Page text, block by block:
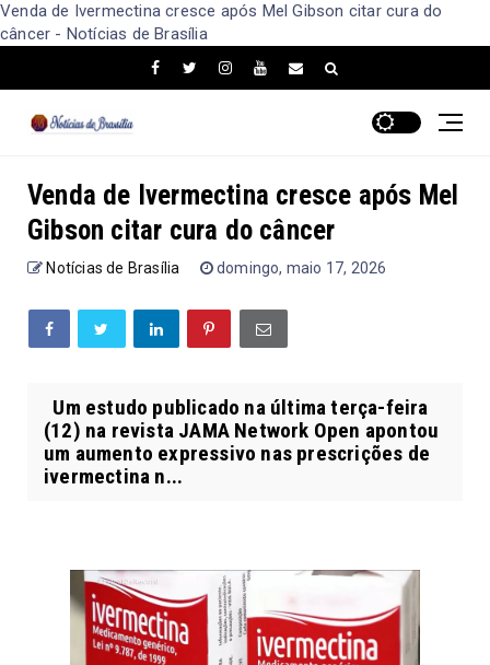
Venda de Ivermectina cresce após Mel Gibson citar cura do
câncer - Notícias de Brasília
Venda de Ivermectina cresce após Mel
Gibson citar cura do câncer
Notícias de Brasília domingo, maio 17, 2026
Um estudo publicado na última terça-feira
(12) na revista JAMA Network Open apontou
um aumento expressivo nas prescrições de
ivermectina n...